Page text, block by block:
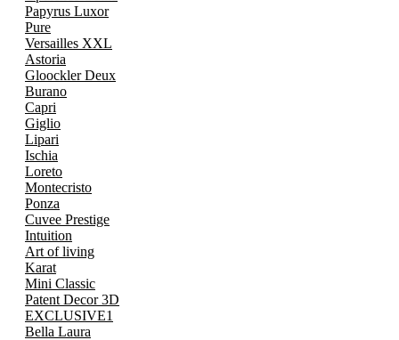
Papyrus Luxor
Pure
Versailles XXL
Astoria
Gloockler Deux
Burano
Capri
Giglio
Lipari
Ischia
Loreto
Montecristo
Ponza
Cuvee Prestige
Intuition
Art of living
Karat
Mini Classic
Patent Decor 3D
EXCLUSIVE1
Bella Laura